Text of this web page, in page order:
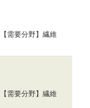
需要分野】繊維
需要分野】繊維